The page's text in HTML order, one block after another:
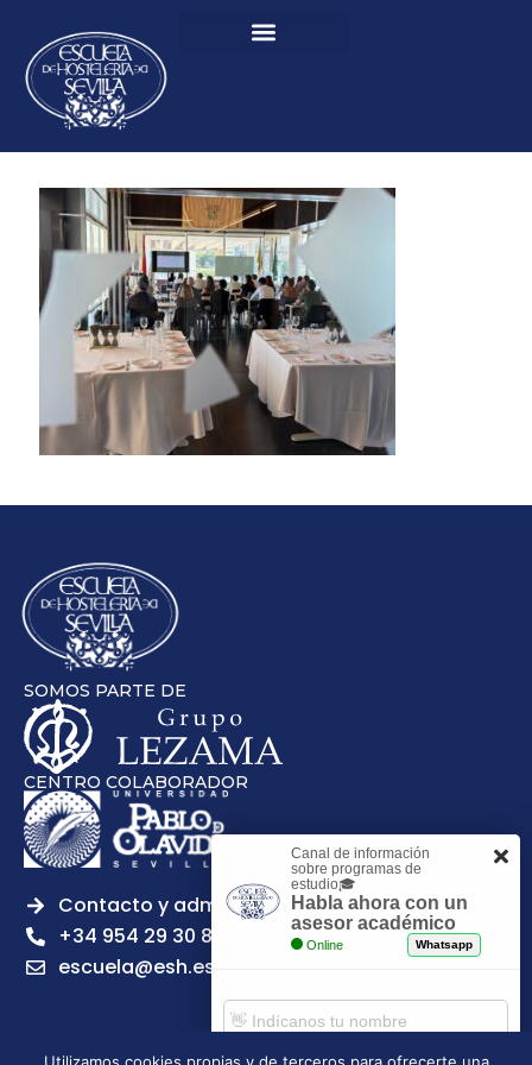
SOMOS PARTE DE
CENTRO COLABORADOR
Contacto y admisiones
+34 954 29 30 81
escuela@esh.es
Canal de información
sobre programas de
estudio🎓
Habla ahora con un
asesor académico
Online Whatsapp